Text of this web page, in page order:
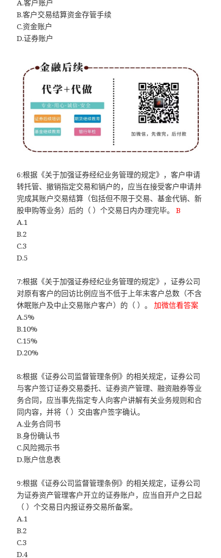
A.客户账户
B.客户交易结算资金存管手续
C.资金账户
D.证券账户
6:根据《关于加强证券经纪业务管理的规定》，客户申请
转托管、撤销指定交易和销户的，应当在接受客户申请并
完成其账户交易结算（包括但不限于交易、基金代销、新
股申购等业务）后的（ ）个交易日内办理完毕。B
A.1
B.2
C.3
D.5
7:根据《关于加强证券经纪业务管理的规定》，证券公司
对原有客户的回访比例应当不低于上年末客户总数（不含
休眠账户及中止交易账户客户）的（ ）。加微信看答案
A.5%
B.10%
C.15%
D.20%
8:根据《证券公司监督管理条例》的相关规定，证券公司
与客户签订证券交易委托、证券资产管理、融资融券等业
务合同，应当事先指定专人向客户讲解有关业务规则和合
同内容，并将（ ）交由客户签字确认。
A.业务合同书
B.身份确认书
C.风险揭示书
D.账户信息表
9:根据《证券公司监督管理条例》的相关规定，证券公司
为证券资产管理客户开立的证券账户，应当自开户之日起
（ ）个交易日内报证券交易所备案。
A.1
B.2
C.3
D.4